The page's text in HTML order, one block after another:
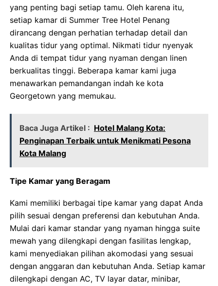
yang penting bagi setiap tamu. Oleh karena itu,
setiap kamar di Summer Tree Hotel Penang
dirancang dengan perhatian terhadap detail dan
kualitas tidur yang optimal. Nikmati tidur nyenyak
Anda di tempat tidur yang nyaman dengan linen
berkualitas tinggi. Beberapa kamar kami juga
menawarkan pemandangan indah ke kota
Georgetown yang memukau.
Baca Juga Artikel : Hotel Malang Kota:
Penginapan Terbaik untuk Menikmati Pesona
Kota Malang
Tipe Kamar yang Beragam
Kami memiliki berbagai tipe kamar yang dapat Anda
pilih sesuai dengan preferensi dan kebutuhan Anda.
Mulai dari kamar standar yang nyaman hingga suite
mewah yang dilengkapi dengan fasilitas lengkap,
kami menyediakan pilihan akomodasi yang sesuai
dengan anggaran dan kebutuhan Anda. Setiap kamar
dilengkapi dengan AC, TV layar datar, minibar,